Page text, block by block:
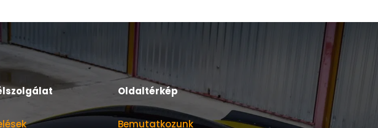
Oldaltérkép
Bemutatkozunk